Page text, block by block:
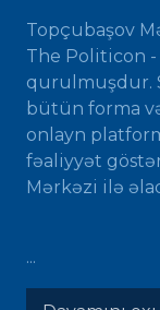
Topçubaşov
The Politicon
qurulmuşdur.
bütün forma
onlayn
fəaliyyət
Mərkəzi ilə
...